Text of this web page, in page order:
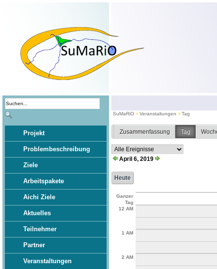
Projekt
Problembeschreibung
Ziele
Arbeitspakete
Aichi Ziele
Aktuelles
Teilnehmer
Partner
Veranstaltungen
SuMaRiO Veranstaltungen Tag
Zusammenfassung Tag
April 6, 2019
Ganzer
Tag
12 AM
1 AM
2 AM